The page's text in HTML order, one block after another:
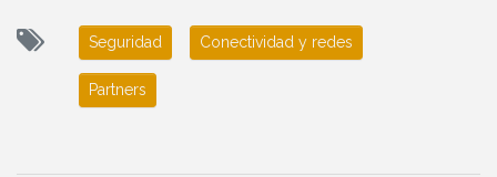
Seguridad Conectividad y redes
Partners